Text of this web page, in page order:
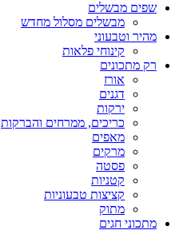
שפים מבשלים
מבשלים מסלול מחדש
מהיר וטבעוני
קינוחי פלאות
רק מתכונים
אורז
דגנים
ירקות
כריכים, ממרחים והברקות
מאפים
מרקים
פסטה
קטניות
קציצות טבעוניות
מתוק
מתכוני חגים